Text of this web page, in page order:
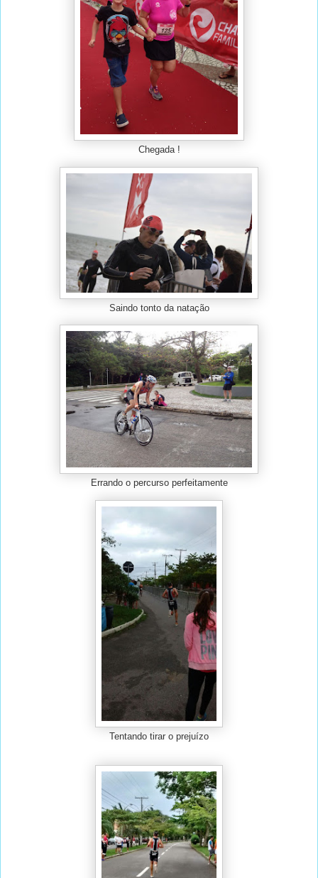
Chegada !
Saindo tonto da natação
Errando o percurso perfeitamente
Tentando tirar o prejuízo